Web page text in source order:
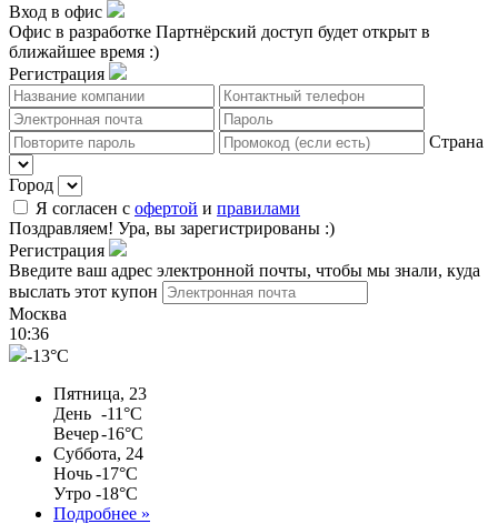
Вход в офис
Офис в разработке Партнёрский доступ будет открыт в
ближайшее время :)
Регистрация
Страна
Город
Я согласен с офертой и правилами
Поздравляем! Ура, вы зарегистрированы :)
Регистрация
Введите ваш адрес электронной почты, чтобы мы знали, куда
выслать этот купон
Москва
10:36
-13°C
Пятница, 23
День -11°C
Вечер-16°C
Суббота, 24
Ночь-17°C
Утро -18°C
Подробнее »